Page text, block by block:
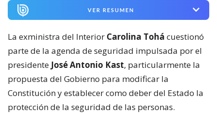
VER RESUMEN
La exministra del Interior Carolina Tohá cuestionó
parte de la agenda de seguridad impulsada por el
presidente José Antonio Kast, particularmente la
propuesta del Gobierno para modificar la
Constitución y establecer como deber del Estado la
protección de la seguridad de las personas.